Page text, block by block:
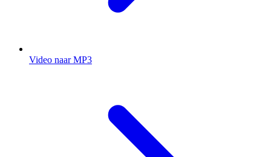
Video naar MP3